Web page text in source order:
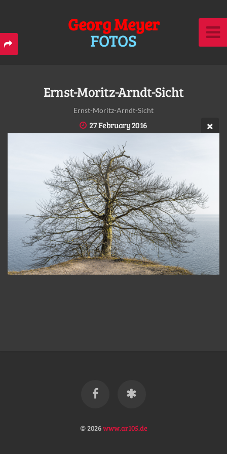
Georg Meyer
FOTOS
Ernst-Moritz-Arndt-Sicht
Ernst-Moritz-Arndt-Sicht
27 February 2016
© 2026www.ar105.de